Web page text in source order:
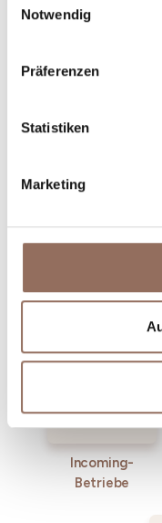
Notwendig
Präferenzen
Statistiken
Marketing
Winkel des
Incoming-
Betriebe